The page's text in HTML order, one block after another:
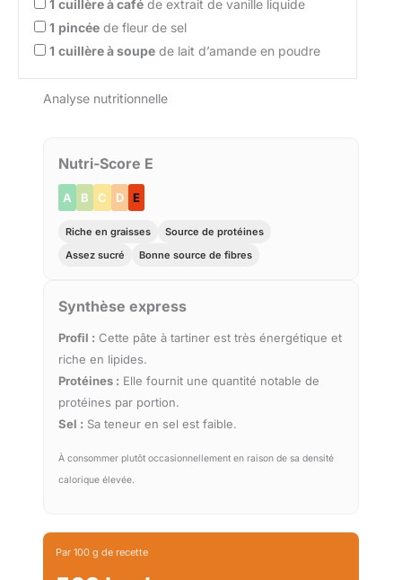
1 cuillère à café de extrait de vanille liquide
1 pincée de fleur de sel
1 cuillère à soupe de lait d’amande en poudre
Analyse nutritionnelle
Nutri-Score E
A B C D E
Riche en graisses
Source de protéines
Assez sucré
Bonne source de fibres
Synthèse express
Profil : Cette pâte à tartiner est très énergétique et
riche en lipides.
Protéines : Elle fournit une quantité notable de
protéines par portion.
Sel : Sa teneur en sel est faible.
À consommer plutôt occasionnellement en raison de sa densité
calorique élevée.
Par 100 g de recette